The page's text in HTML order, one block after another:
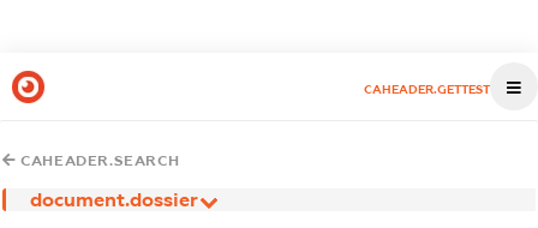
CAHEADER.GETTEST
CAHEADER.SEARCH
document.dossier